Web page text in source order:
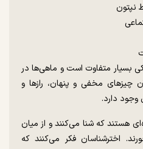
نپتون
بسیار متفاوت است و ماهی‌ها در
چیز‌های مخفی و پنهان، راز‌ها و
دارد.
هستند که شنا می‌کنند و از میان
اخترشناسان فکر می‌کنند که